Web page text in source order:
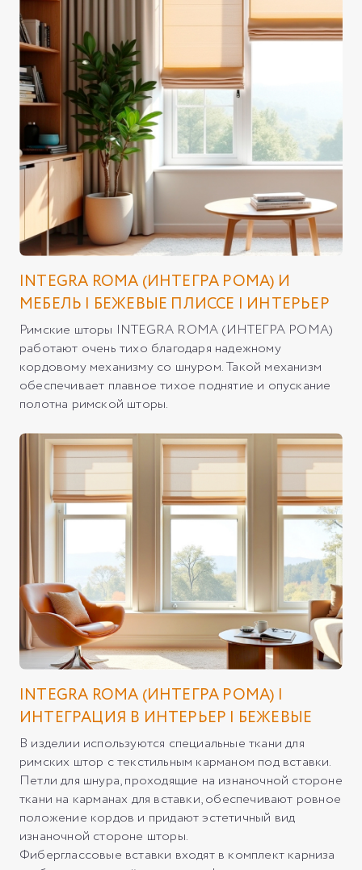
INTEGRA ROMA (ИНТЕГРА РОМА) И
МЕБЕЛЬ | БЕЖЕВЫЕ ПЛИССЕ | ИНТЕРЬЕР
Римские шторы INTEGRA ROMA (ИНТЕГРА РОМА)
работают очень тихо благодаря надежному
кордовому механизму со шнуром. Такой механизм
обеспечивает плавное тихое поднятие и опускание
полотна римской шторы.
INTEGRA ROMA (ИНТЕГРА РОМА) |
ИНТЕГРАЦИЯ В ИНТЕРЬЕР | БЕЖЕВЫЕ
В изделии используются специальные ткани для
римских штор с текстильным карманом под вставки.
Петли для шнура, проходящие на изнаночной стороне
ткани на карманах для вставки, обеспечивают ровное
положение кордов и придают эстетичный вид
изнаночной стороне шторы.
Фиберглассовые вставки входят в комплект карниза